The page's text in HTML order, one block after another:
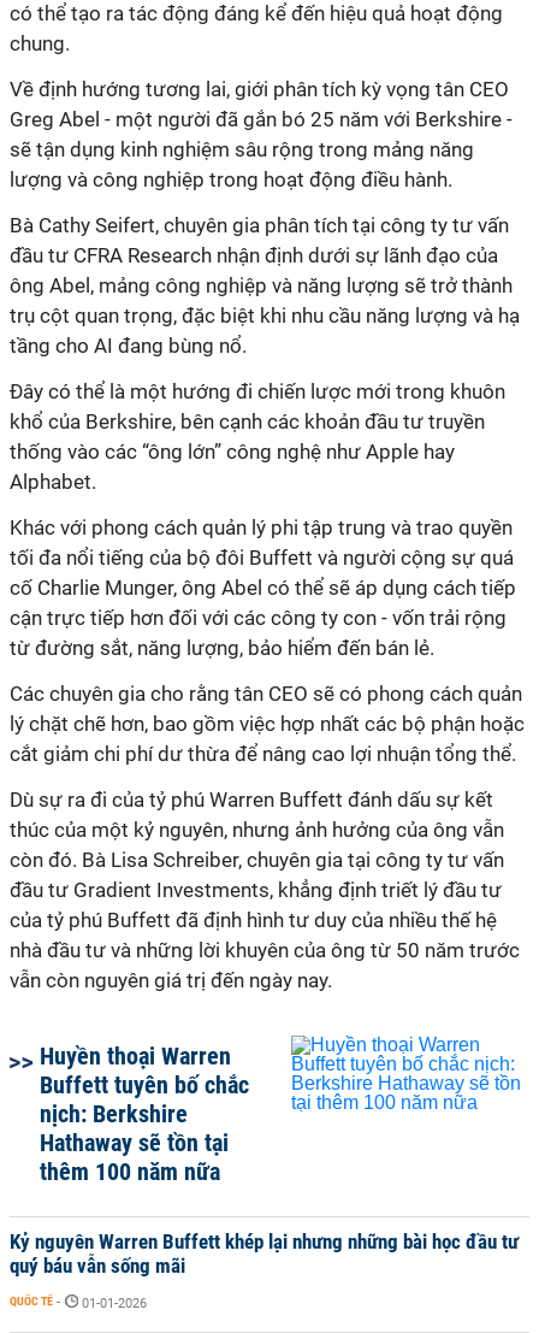
có thể tạo ra tác động đáng kể đến hiệu quả hoạt động
chung.
Về định hướng tương lai, giới phân tích kỳ vọng tân CEO
Greg Abel - một người đã gắn bó 25 năm với Berkshire -
sẽ tận dụng kinh nghiệm sâu rộng trong mảng năng
lượng và công nghiệp trong hoạt động điều hành.
Bà Cathy Seifert, chuyên gia phân tích tại công ty tư vấn
đầu tư CFRA Research nhận định dưới sự lãnh đạo của
ông Abel, mảng công nghiệp và năng lượng sẽ trở thành
trụ cột quan trọng, đặc biệt khi nhu cầu năng lượng và hạ
tầng cho AI đang bùng nổ.
Đây có thể là một hướng đi chiến lược mới trong khuôn
khổ của Berkshire, bên cạnh các khoản đầu tư truyền
thống vào các “ông lớn” công nghệ như Apple hay
Alphabet.
Khác với phong cách quản lý phi tập trung và trao quyền
tối đa nổi tiếng của bộ đôi Buffett và người cộng sự quá
cố Charlie Munger, ông Abel có thể sẽ áp dụng cách tiếp
cận trực tiếp hơn đối với các công ty con - vốn trải rộng
từ đường sắt, năng lượng, bảo hiểm đến bán lẻ.
Các chuyên gia cho rằng tân CEO sẽ có phong cách quản
lý chặt chẽ hơn, bao gồm việc hợp nhất các bộ phận hoặc
cắt giảm chi phí dư thừa để nâng cao lợi nhuận tổng thể.
Dù sự ra đi của tỷ phú Warren Buffett đánh dấu sự kết
thúc của một kỷ nguyên, nhưng ảnh hưởng của ông vẫn
còn đó. Bà Lisa Schreiber, chuyên gia tại công ty tư vấn
đầu tư Gradient Investments, khẳng định triết lý đầu tư
của tỷ phú Buffett đã định hình tư duy của nhiều thế hệ
nhà đầu tư và những lời khuyên của ông từ 50 năm trước
vẫn còn nguyên giá trị đến ngày nay.
Huyền thoại Warren
Buffett tuyên bố chắc
nịch: Berkshire
Hathaway sẽ tồn tại
thêm 100 năm nữa
Kỷ nguyên Warren Buffett khép lại nhưng những bài học đầu tư
quý báu vẫn sống mãi
QUỐC TẾ - 01-01-2026